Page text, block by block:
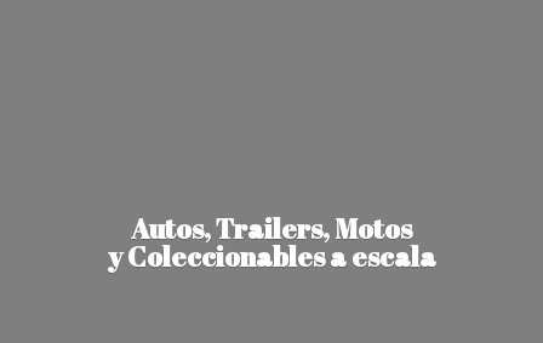
Autos, Trailers, Motos
y Coleccionablesa escala